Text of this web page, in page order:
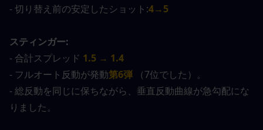
- 切り替え前の安定したショット:4→5
スティンガー:
- 合計スプレッド 1.5 → 1.4
- フルオート反動が発動第6弾
（7位でした）。
- 総反動を同じに保ちながら、垂直反動曲線が急勾配にな
りました。